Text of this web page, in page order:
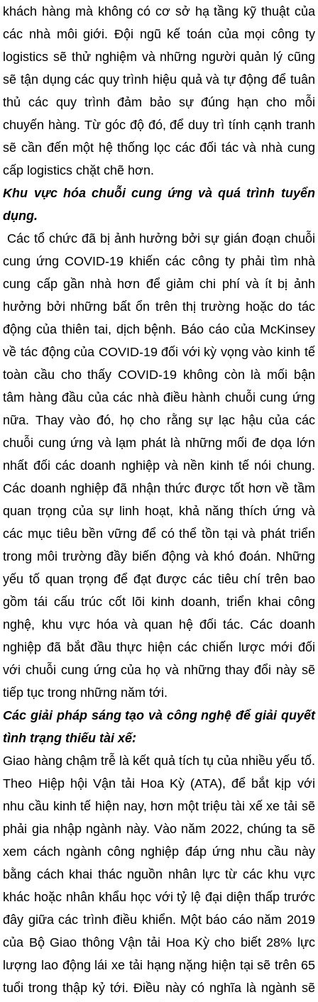
khách hàng mà không có cơ sở hạ tầng kỹ thuật của
các nhà môi giới. Đội ngũ kế toán của mọi công ty
logistics sẽ thử nghiệm và những người quản lý cũng
sẽ tận dụng các quy trình hiệu quả và tự động để tuân
thủ các quy trình đảm bảo sự đúng hạn cho mỗi
chuyến hàng. Từ góc độ đó, để duy trì tính cạnh tranh
sẽ cần đến một hệ thống lọc các đối tác và nhà cung
cấp logistics chặt chẽ hơn.
Khu vực hóa chuỗi cung ứng và quá trình tuyển
dụng.
Các tổ chức đã bị ảnh hưởng bởi sự gián đoạn chuỗi
cung ứng COVID-19 khiến các công ty phải tìm nhà
cung cấp gần nhà hơn để giảm chi phí và ít bị ảnh
hưởng bởi những bất ổn trên thị trường hoặc do tác
động của thiên tai, dịch bệnh. Báo cáo của McKinsey
về tác động của COVID-19 đối với kỳ vọng vào kinh tế
toàn cầu cho thấy COVID-19 không còn là mối bận
tâm hàng đầu của các nhà điều hành chuỗi cung ứng
nữa. Thay vào đó, họ cho rằng sự lạc hậu của các
chuỗi cung ứng và lạm phát là những mối đe dọa lớn
nhất đối các doanh nghiệp và nền kinh tế nói chung.
Các doanh nghiệp đã nhận thức được tốt hơn về tầm
quan trọng của sự linh hoạt, khả năng thích ứng và
các mục tiêu bền vững để có thể tồn tại và phát triển
trong môi trường đầy biến động và khó đoán. Những
yếu tố quan trọng để đạt được các tiêu chí trên bao
gồm tái cấu trúc cốt lõi kinh doanh, triển khai công
nghệ, khu vực hóa và quan hệ đối tác. Các doanh
nghiệp đã bắt đầu thực hiện các chiến lược mới đối
với chuỗi cung ứng của họ và những thay đổi này sẽ
tiếp tục trong những năm tới.
Các giải pháp sáng tạo và công nghệ để giải quyết
tình trạng thiếu tài xế:
Giao hàng chậm trễ là kết quả tích tụ của nhiều yếu tố.
Theo Hiệp hội Vận tải Hoa Kỳ (ATA), để bắt kịp với
nhu cầu kinh tế hiện nay, hơn một triệu tài xế xe tải sẽ
phải gia nhập ngành này. Vào năm 2022, chúng ta sẽ
xem cách ngành công nghiệp đáp ứng nhu cầu này
bằng cách khai thác nguồn nhân lực từ các khu vực
khác hoặc nhân khẩu học với tỷ lệ đại diện thấp trước
đây giữa các trình điều khiển. Một báo cáo năm 2019
của Bộ Giao thông Vận tải Hoa Kỳ cho biết 28% lực
lượng lao động lái xe tải hạng nặng hiện tại sẽ trên 65
tuổi trong thập kỷ tới. Điều này có nghĩa là ngành sẽ